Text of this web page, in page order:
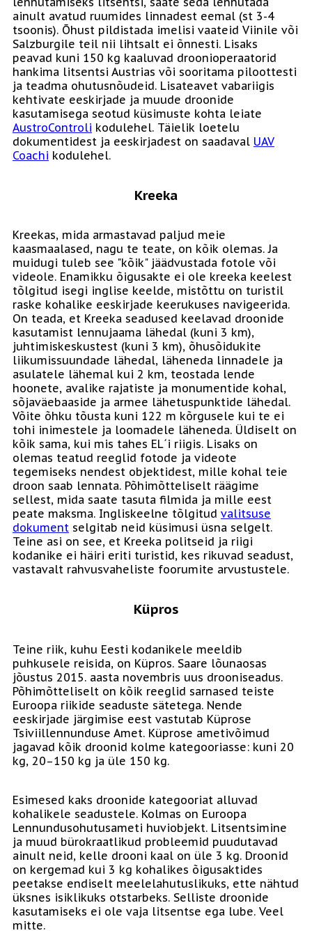
ainult avatud ruumides linnadest eemal (st 3-4
tsoonis). Õhust pildistada imelisi vaateid Viinile või
Salzburgile teil nii lihtsalt ei õnnesti. Lisaks
peavad kuni 150 kg kaaluvad droonioperaatorid
hankima litsentsi Austrias või sooritama piloottesti
ja teadma ohutusnõudeid. Lisateavet vabariigis
kehtivate eeskirjade ja muude droonide
kasutamisega seotud küsimuste kohta leiate
AustroControli kodulehel. Täielik loetelu
dokumentidest ja eeskirjadest on saadaval UAV
Coachi kodulehel.
Kreeka
Kreekas, mida armastavad paljud meie
kaasmaalased, nagu te teate, on kõik olemas. Ja
muidugi tuleb see "kõik" jäädvustada fotole või
videole. Enamikku õigusakte ei ole kreeka keelest
tõlgitud isegi inglise keelde, mistõttu on turistil
raske kohalike eeskirjade keerukuses navigeerida.
On teada, et Kreeka seadused keelavad droonide
kasutamist lennujaama lähedal (kuni 3 km),
juhtimiskeskustest (kuni 3 km), õhusõidukite
liikumissuundade lähedal, läheneda linnadele ja
asulatele lähemal kui 2 km, teostada lende
hoonete, avalike rajatiste ja monumentide kohal,
sõjaväebaaside ja armee lähetuspunktide lähedal.
Võite õhku tõusta kuni 122 m kõrgusele kui te ei
tohi inimestele ja loomadele läheneda. Üldiselt on
kõik sama, kui mis tahes EL´i riigis. Lisaks on
olemas teatud reeglid fotode ja videote
tegemiseks nendest objektidest, mille kohal teie
droon saab lennata. Põhimõtteliselt räägime
sellest, mida saate tasuta filmida ja mille eest
peate maksma. Ingliskeelne tõlgitud valitsuse
dokument selgitab neid küsimusi üsna selgelt.
Teine asi on see, et Kreeka politseid ja riigi
kodanike ei häiri eriti turistid, kes rikuvad seadust,
vastavalt rahvusvaheliste foorumite arvustustele.
Küpros
Teine riik, kuhu Eesti kodanikele meeldib
puhkusele reisida, on Küpros. Saare lõunaosas
jõustus 2015. aasta novembris uus drooniseadus.
Põhimõtteliselt on kõik reeglid sarnased teiste
Euroopa riikide seaduste sätetega. Nende
eeskirjade järgimise eest vastutab Küprose
Tsiviillennunduse Amet. Küprose ametivõimud
jagavad kõik droonid kolme kategooriasse: kuni 20
kg, 20–150 kg ja üle 150 kg.
Esimesed kaks droonide kategooriat alluvad
kohalikele seadustele. Kolmas on Euroopa
Lennundusohutusameti huviobjekt. Litsentsimine
ja muud bürokraatlikud probleemid puudutavad
ainult neid, kelle drooni kaal on üle 3 kg. Droonid
on kergemad kui 3 kg kohalikes õigusaktides
peetakse endiselt meelelahutuslikuks, ette nähtud
üksnes isiklikuks otstarbeks. Selliste droonide
kasutamiseks ei ole vaja litsentse ega lube. Veel
mitte.